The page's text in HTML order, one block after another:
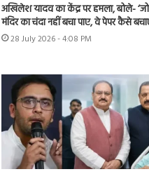
अखिलेश यादव का केंद्र पर हमला, बोले- ‘जो
मंदिर का चंदा नहीं बचा पाए, वे पेपर कैसे
28 July 2026 - 4:08 PM